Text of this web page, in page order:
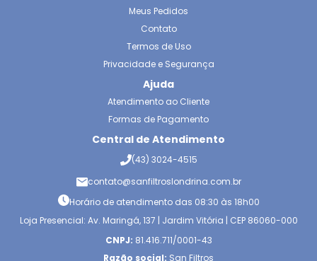
Meus Pedidos
Contato
Termos de Uso
Privacidade e Segurança
Ajuda
Atendimento ao Cliente
Formas de Pagamento
Central de Atendimento
(43) 3024-4515
contato@sanfiltroslondrina.com.br
Horário de atendimento das 08:30 às 18h00
Loja Presencial: Av. Maringá, 137 | Jardim Vitória | CEP 86060-000
CNPJ: 81.416.711/0001-43
Razão social: San Filtros